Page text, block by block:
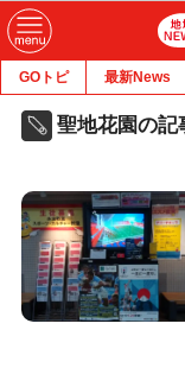
GOトピ 最新News
聖地花園の記